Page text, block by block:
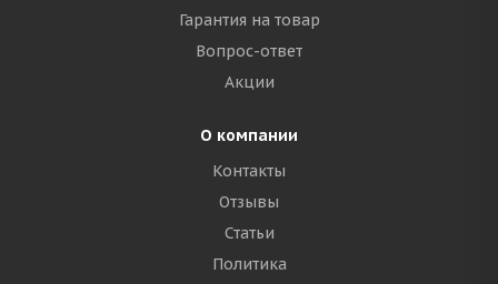
Гарантия на товар
Вопрос-ответ
Акции
О компании
Контакты
Отзывы
Статьи
Политика